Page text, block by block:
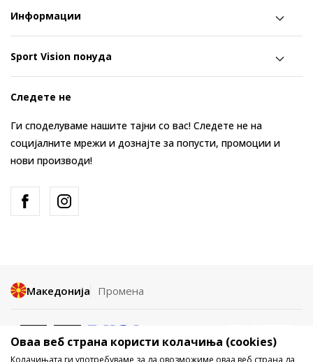
Информации
Sport Vision понуда
Следете не
Ги споделуваме нашите тајни со вас! Следете не на
социјалните мрежи и дознајте за попусти, промоции и
нови производи!
Македонија Промена
Оваа веб страна користи колачиња (cookies)
Колачињата ги употребуваме за да овозможиме оваа веб страна да